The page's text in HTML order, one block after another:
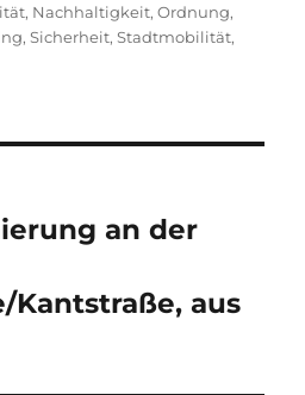
, Nachhaltigkeit,Ordnung,
,Sicherheit,Stadtmobilität,
an der
Kantstraße, aus